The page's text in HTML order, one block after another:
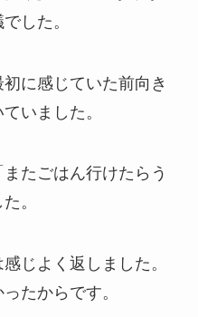
した。
に感じていた前向き
いました。
たごはん行けたらう
。
じよく返しました。
たからです。